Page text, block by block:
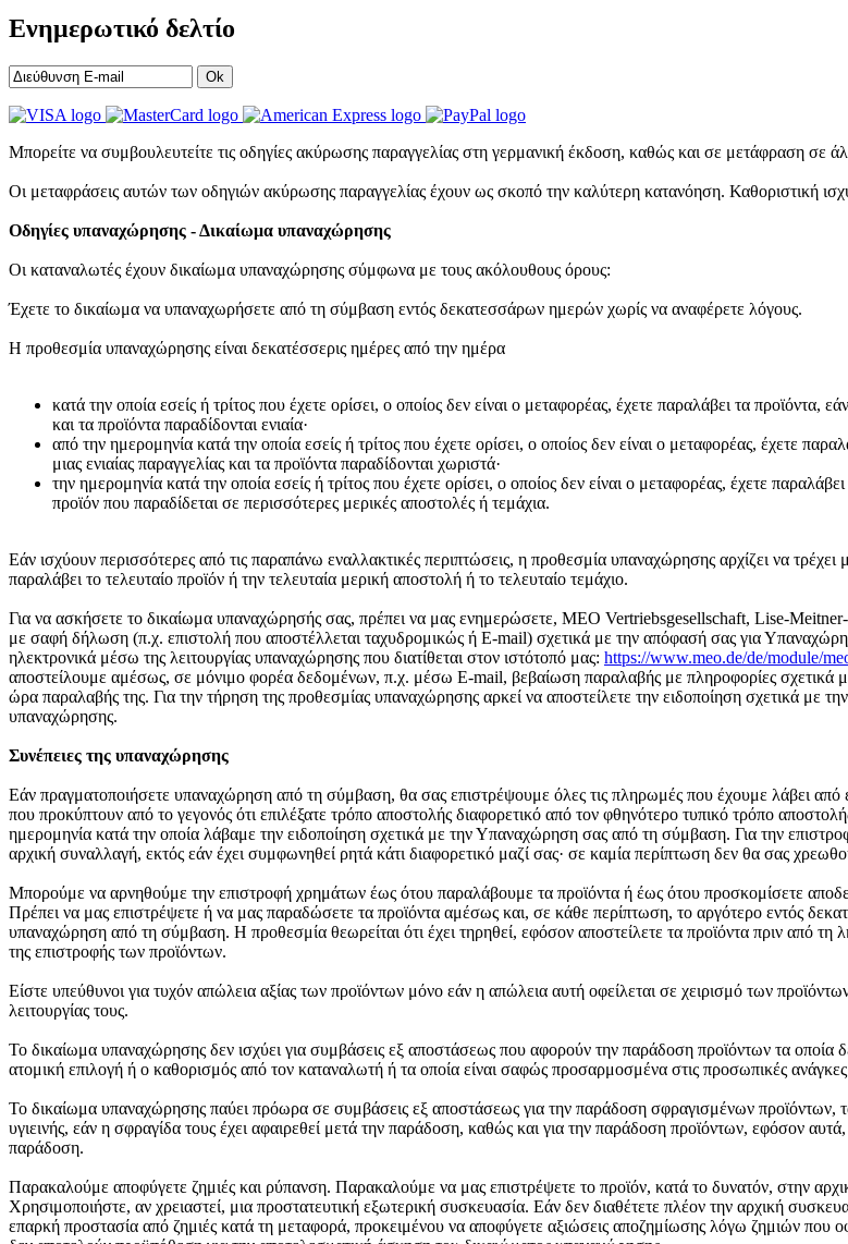
Ενημερωτικό δελτίο
Ok
Μπορείτε να συμβουλευτείτε τις οδηγίες ακύρωσης παραγγελίας στη γερμανική έκδοση, καθώς και σε μετάφραση σε
Οι μεταφράσεις αυτών των οδηγιών ακύρωσης παραγγελίας έχουν ως σκοπό την καλύτερη κατανόηση. Καθοριστική
Οδηγίες υπαναχώρησης - Δικαίωμα υπαναχώρησης
Οι καταναλωτές έχουν δικαίωμα υπαναχώρησης σύμφωνα με τους ακόλουθους όρους:
Έχετε το δικαίωμα να υπαναχωρήσετε από τη σύμβαση εντός δεκατεσσάρων ημερών χωρίς να αναφέρετε λόγους.
Η προθεσμία υπαναχώρησης είναι δεκατέσσερις ημέρες από την ημέρα
κατά την οποία εσείς ή τρίτος που έχετε ορίσει, ο οποίος δεν είναι ο μεταφορέας, έχετε παραλάβει τα προϊόντα,
και τα προϊόντα παραδίδονται ενιαία·
από την ημερομηνία κατά την οποία εσείς ή τρίτος που έχετε ορίσει, ο οποίος δεν είναι ο μεταφορέας, έχετε
μιας ενιαίας παραγγελίας και τα προϊόντα παραδίδονται χωριστά·
την ημερομηνία κατά την οποία εσείς ή τρίτος που έχετε ορίσει, ο οποίος δεν είναι ο μεταφορέας, έχετε
προϊόν που παραδίδεται σε περισσότερες μερικές αποστολές ή τεμάχια.
Εάν ισχύουν περισσότερες από τις παραπάνω εναλλακτικές περιπτώσεις, η προθεσμία υπαναχώρησης αρχίζει να τρέχει
παραλάβει το τελευταίο προϊόν ή την τελευταία μερική αποστολή ή το τελευταίο τεμάχιο.
Για να ασκήσετε το δικαίωμα υπαναχώρησής σας, πρέπει να μας ενημερώσετε, MEO Vertriebsgesellschaft, Lise-
με σαφή δήλωση (π.χ. επιστολή που αποστέλλεται ταχυδρομικώς ή E-mail) σχετικά με την απόφασή σας για
ηλεκτρονικά μέσω της λειτουργίας υπαναχώρησης που διατίθεται στον ιστότοπό μας: https://www.meo.de/de/module/
αποστείλουμε αμέσως, σε μόνιμο φορέα δεδομένων, π.χ. μέσω E-mail, βεβαίωση παραλαβής με πληροφορίες σχετικά
ώρα παραλαβής της. Για την τήρηση της προθεσμίας υπαναχώρησης αρκεί να αποστείλετε την ειδοποίηση σχετικά με
υπαναχώρησης.
Συνέπειες της υπαναχώρησης
Εάν πραγματοποιήσετε υπαναχώρηση από τη σύμβαση, θα σας επιστρέψουμε όλες τις πληρωμές που έχουμε λάβει
που προκύπτουν από το γεγονός ότι επιλέξατε τρόπο αποστολής διαφορετικό από τον φθηνότερο τυπικό τρόπο
ημερομηνία κατά την οποία λάβαμε την ειδοποίηση σχετικά με την Υπαναχώρηση σας από τη σύμβαση. Για την
αρχική συναλλαγή, εκτός εάν έχει συμφωνηθεί ρητά κάτι διαφορετικό μαζί σας· σε καμία περίπτωση δεν θα σας
Μπορούμε να αρνηθούμε την επιστροφή χρημάτων έως ότου παραλάβουμε τα προϊόντα ή έως ότου προσκομίσετε
Πρέπει να μας επιστρέψετε ή να μας παραδώσετε τα προϊόντα αμέσως και, σε κάθε περίπτωση, το αργότερο εντός
υπαναχώρηση από τη σύμβαση. Η προθεσμία θεωρείται ότι έχει τηρηθεί, εφόσον αποστείλετε τα προϊόντα πριν από
της επιστροφής των προϊόντων.
Είστε υπεύθυνοι για τυχόν απώλεια αξίας των προϊόντων μόνο εάν η απώλεια αυτή οφείλεται σε χειρισμό των
λειτουργίας τους.
Το δικαίωμα υπαναχώρησης δεν ισχύει για συμβάσεις εξ αποστάσεως που αφορούν την παράδοση προϊόντων τα οποία
ατομική επιλογή ή ο καθορισμός από τον καταναλωτή ή τα οποία είναι σαφώς προσαρμοσμένα στις προσωπικές
Το δικαίωμα υπαναχώρησης παύει πρόωρα σε συμβάσεις εξ αποστάσεως για την παράδοση σφραγισμένων προϊόντων,
υγιεινής, εάν η σφραγίδα τους έχει αφαιρεθεί μετά την παράδοση, καθώς και για την παράδοση προϊόντων, εφόσον
παράδοση.
Παρακαλούμε αποφύγετε ζημιές και ρύπανση. Παρακαλούμε να μας επιστρέψετε το προϊόν, κατά το δυνατόν, στην
Χρησιμοποιήστε, αν χρειαστεί, μια προστατευτική εξωτερική συσκευασία. Εάν δεν διαθέτετε πλέον την αρχική
επαρκή προστασία από ζημιές κατά τη μεταφορά, προκειμένου να αποφύγετε αξιώσεις αποζημίωσης λόγω ζημιών που